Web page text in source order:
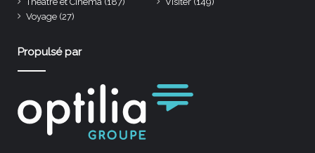
Voyage (27)
Propulsé par